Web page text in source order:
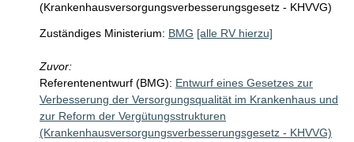
(Krankenhausversorgungsverbesserungsgesetz - KHVVG)
Zuständiges Ministerium: BMG [alle RV hierzu]
Zuvor:
Referentenentwurf (BMG): Entwurf eines Gesetzes zur
Verbesserung der Versorgungsqualität im Krankenhaus und
zur Reform der Vergütungsstrukturen
(Krankenhausversorgungsverbesserungsgesetz - KHVVG)